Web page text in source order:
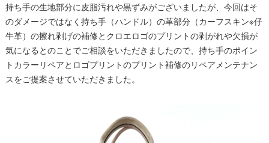
持ち手の生地部分に皮脂汚れや黒ずみがございましたが、今回はそ
のダメージではなく持ち手（ハンドル）の革部分（カーフスキン※仔
牛革）の擦れ剥げの補修とクロエロゴのプリントの剥がれや欠損が
気になるとのことでご相談をいただきましたので、持ち手のポイン
トカラーリペアとロゴプリントのプリント補修のリペアメンテナン
スをご提案させていただきました。